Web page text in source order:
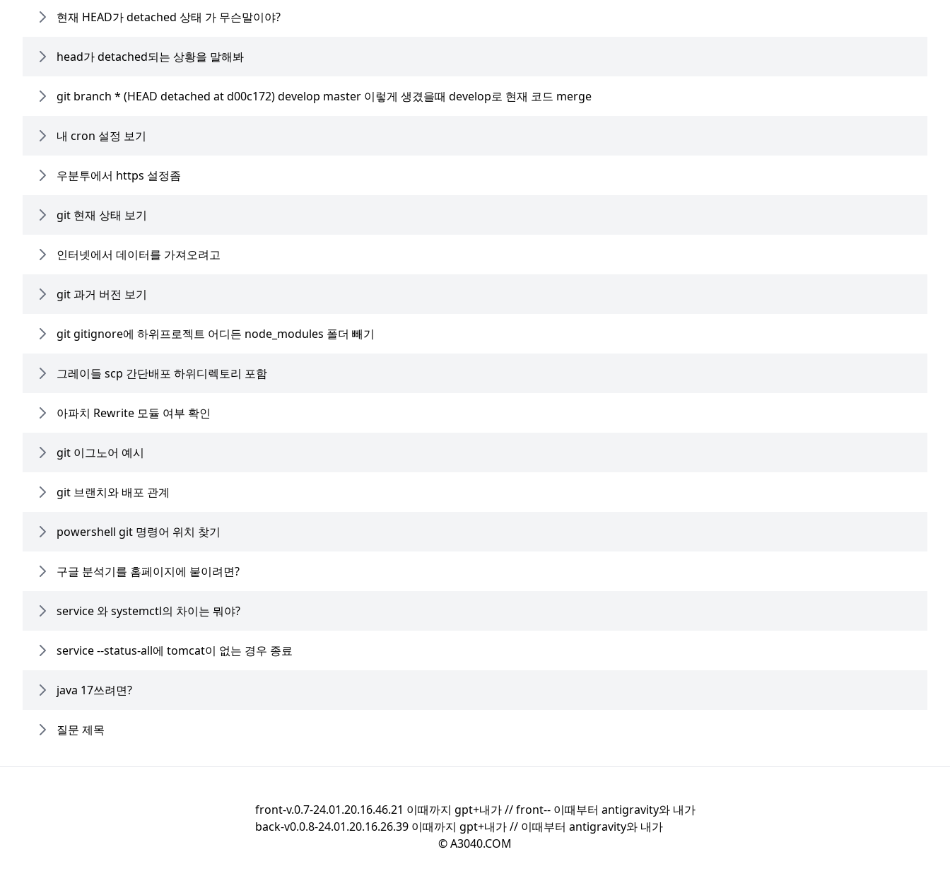
현재 HEAD가 detached 상태 가 무슨말이야?
head가 detached되는 상황을 말해봐
git branch * (HEAD detached at d00c172) develop master 이렇게 생겼을때 develop로 현재 코드 merge
내 cron 설정 보기
우분투에서 https 설정좀
git 현재 상태 보기
인터넷에서 데이터를 가져오려고
git 과거 버전 보기
git gitignore에 하위프로젝트 어디든 node_modules 폴더 빼기
그레이들 scp 간단배포 하위디렉토리 포함
아파치 Rewrite 모듈 여부 확인
git 이그노어 예시
git 브랜치와 배포 관계
powershell git 명령어 위치 찾기
구글 분석기를 홈페이지에 붙이려면?
service 와 systemctl의 차이는 뭐야?
service --status-all에 tomcat이 없는 경우 종료
java 17쓰려면?
질문 제목
front-v.0.7-24.01.20.16.46.21 이때까지 gpt+내가 //front--이때부터 antigravity와 내가
back-v0.0.8-24.01.20.16.26.39 이때까지 gpt+내가 // 이때부터 antigravity와 내가
© A3040.COM